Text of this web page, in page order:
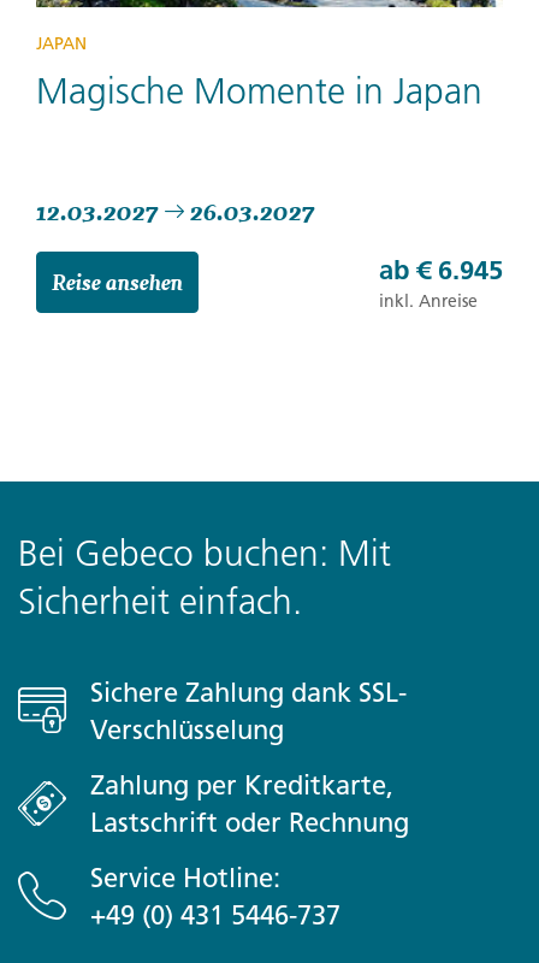
JAPAN
Magische Momente in Japan
12.03.2027 26.03.2027
Reise ansehen ab € 6.945
inkl. Anreise
Bei Gebeco buchen: Mit
Sicherheit einfach.
Sichere Zahlung dank SSL-
Verschlüsselung
Zahlung per Kreditkarte,
Lastschrift oder Rechnung
Service Hotline:
+49 (0) 431 5446-737